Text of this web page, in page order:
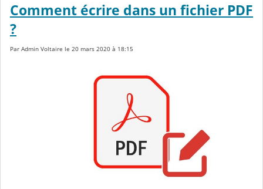
Comment écrire dans un fichier PDF
?
Par Admin Voltaire le 20 mars 2020 à 18:15